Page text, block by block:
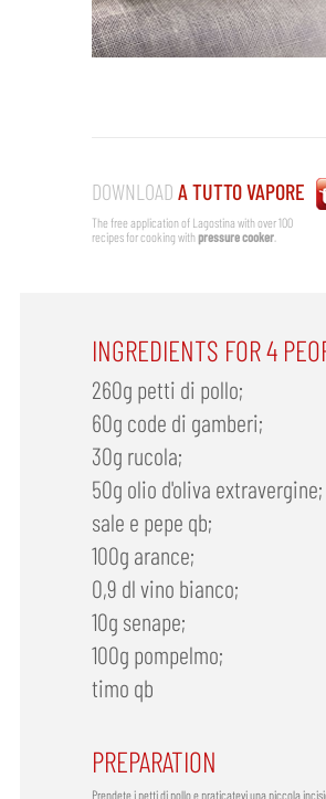
DOWNLOAD A TUTTO VAPORE
The free application of Lagostina with over 100
recipes for cooking withpressure cooker.
INGREDIENTS FOR 4
260g petti di pollo;
60g code di gamberi;
30g rucola;
50g olio d'oliva extravergine;
sale e pepe qb;
100g arance;
0,9 dl vino bianco;
10g senape;
100g pompelmo;
timo qb
PREPARATION
Prendete i petti di pollo e praticatevi una piccola